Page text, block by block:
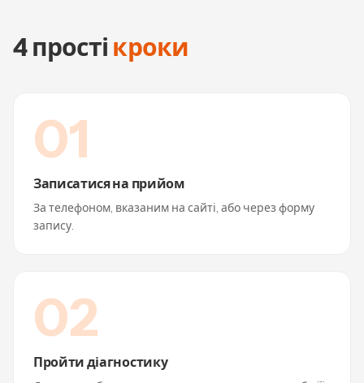
4 прості кроки
01
Записатися на прийом
За телефоном, вказаним на сайті, або через форму
запису.
02
Пройти діагностику